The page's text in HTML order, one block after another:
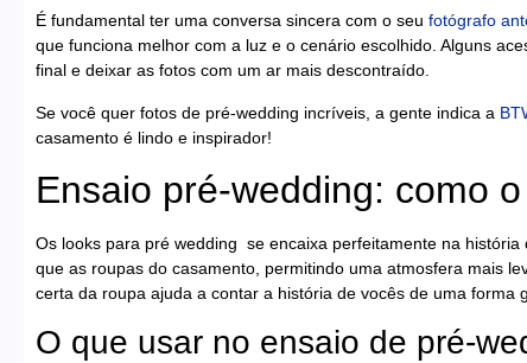
É fundamental ter uma conversa sincera com o seu fotógrafo
que funciona melhor com a luz e o cenário escolhido. Alguns
final e deixar as fotos com um ar mais descontraído.
Se você quer fotos de pré-wedding incríveis, a gente indica a
casamento é lindo e inspirador!
Ensaio pré-wedding: como
Os looks para pré wedding se encaixa perfeitamente na
que as roupas do casamento, permitindo uma atmosfera mais
certa da roupa ajuda a contar a história de vocês de uma forma
O que usar no ensaio de pré-